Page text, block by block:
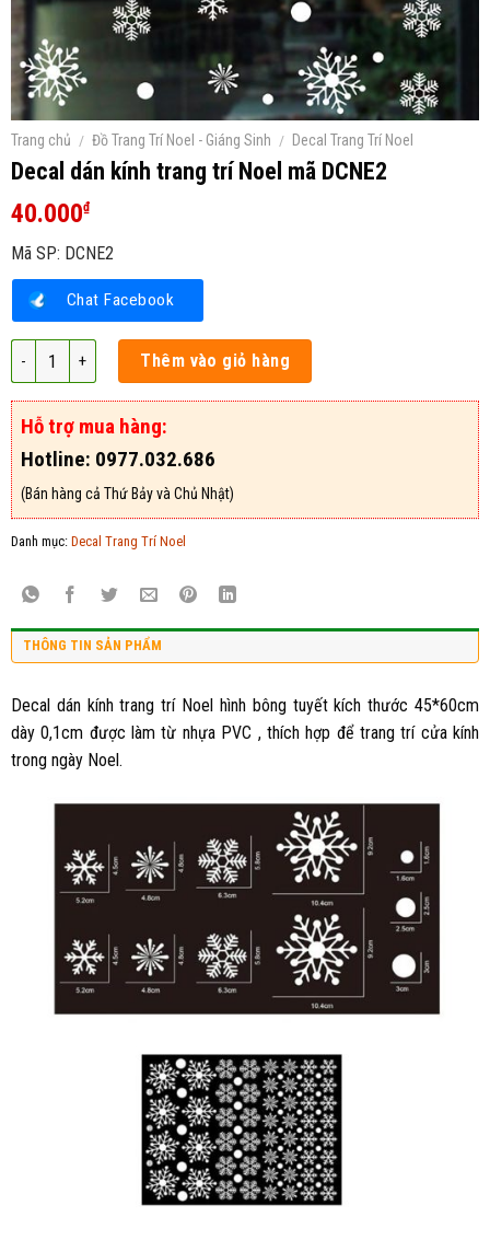
Trang chủ / Đồ Trang Trí Noel - Giáng Sinh / Decal Trang Trí Noel
Decal dán kính trang trí Noel mã DCNE2
40.000₫
Mã SP: DCNE2
Chat Facebook
Decal dán kính trang trí Noel mã DCNE2 số lượng
Thêm vào giỏ hàng
Hỗ trợ mua hàng:
Hotline: 0977.032.686
(Bán hàng cả Thứ Bảy và Chủ Nhật)
Danh mục: Decal Trang Trí Noel
THÔNG TIN SẢN PHẨM
Decal dán kính trang trí Noel hình bông tuyết kích thước 45*60cm
dày 0,1cm được làm từ nhựa PVC , thích hợp để trang trí cửa kính
trong ngày Noel.